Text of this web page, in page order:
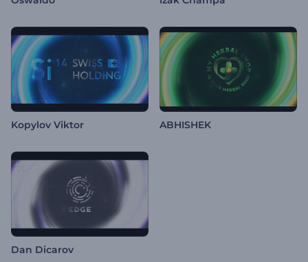
Kopylov Viktor ABHISHEK
Dan Dicarov